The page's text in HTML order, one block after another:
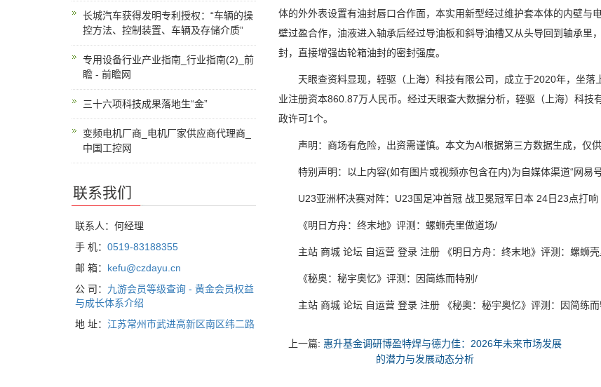
体的外外表设置有油封唇口合作面，本实用新型经过维护套本体的内壁与
壁过盈合作，油液进入轴承后经过导油板和斜导油槽又从头导回到轴承里
封，直接增强齿轮箱油封的密封强度。
天眼查资料显现，轾驱（上海）科技有限公司，成立于2020年，坐落
业注册资本860.87万人民币。经过天眼查大数据分析，轾驱（上海）科
政许可1个。
声明：商场有危险，出资需谨慎。本文为AI根据第三方数据生成，仅供
特别声明：以上内容(如有图片或视频亦包含在内)为自媒体渠道“网易号
U23亚洲杯决赛对阵：U23国足冲首冠 战卫冕冠军日本 24日23点打响
《明日方舟：终末地》评测：螺蛳壳里做道场/
主站 商城 论坛 自运营 登录 注册 《明日方舟：终末地》评测：螺蛳壳
《秘奥：秘宇奥忆》评测：因简练而特别/
主站 商城 论坛 自运营 登录 注册 《秘奥：秘宇奥忆》评测：因简练而
上一篇: 惠升基金调研博盈特焊与德力佳：2026年未来市场发展
的潜力与发展动态分析
长城汽车获得发明专利授权：“车辆的操
控方法、控制装置、车辆及存储介质”
专用设备行业产业指南_行业指南(2)_前
瞻 - 前瞻网
三十六项科技成果落地生“金”
变频电机厂商_电机厂家供应商代理商_
中国工控网
联系我们
联系人：何经理
手 机： 0519-83188355
邮 箱： kefu@czdayu.cn
公 司： 九游会员等级查询 - 黄金会员权益
与成长体系介绍
地 址： 江苏常州市武进高新区南区纬二路